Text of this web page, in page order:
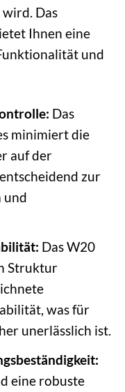
Das
Ihnen eine
und
Das
minimiert die
auf der
zur
und
Das W20
Struktur
was für
unerlässlich ist.
eine robuste